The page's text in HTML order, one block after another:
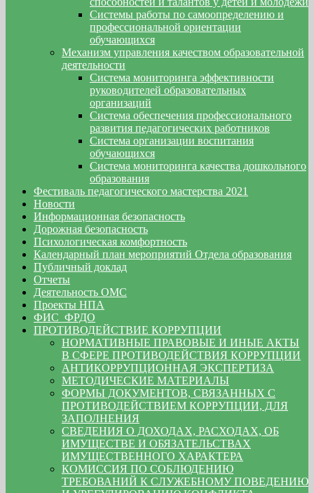
Системы работы по самоопределению и
профессиональной ориентации
обучающихся
Механизм управления качеством образовательной
деятельности
Система мониторинга эффективности
руководителей образовательных
организаций
Система обеспечения профессионального
развития педагогических работников
Система организации воспитания
обучающихся
Система мониторинга качества дошкольного
образования
Фестиваль педагогического мастерства 2021
Новости
Информационная безопасность
Дорожная безопасность
Психологическая комфортность
Календарный план мероприятий Отдела образования
Публичный доклад
Отчеты
Деятельность ОМС
Проекты НПА
ФИС_ФРДО
ПРОТИВОДЕЙСТВИЕ КОРРУПЦИИ
НОРМАТИВНЫЕ ПРАВОВЫЕ И ИНЫЕ АКТЫ
В СФЕРЕ ПРОТИВОДЕЙСТВИЯ КОРРУПЦИИ
АНТИКОРРУПЦИОННАЯ ЭКСПЕРТИЗА
МЕТОДИЧЕСКИЕ МАТЕРИАЛЫ
ФОРМЫ ДОКУМЕНТОВ, СВЯЗАННЫХ С
ПРОТИВОДЕЙСТВИЕМ КОРРУПЦИИ, ДЛЯ
ЗАПОЛНЕНИЯ
СВЕДЕНИЯ О ДОХОДАХ, РАСХОДАХ, ОБ
ИМУЩЕСТВЕ И ОБЯЗАТЕЛЬСТВАХ
ИМУЩЕСТВЕННОГО ХАРАКТЕРА
КОМИССИЯ ПО СОБЛЮДЕНИЮ
ТРЕБОВАНИЙ К СЛУЖЕБНОМУ ПОВЕДЕНИЮ